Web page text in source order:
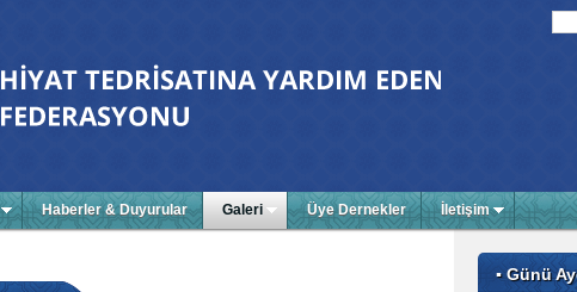
Haberler & Duyurular Galeri Üye Dernekler İletişim
▪ Günü